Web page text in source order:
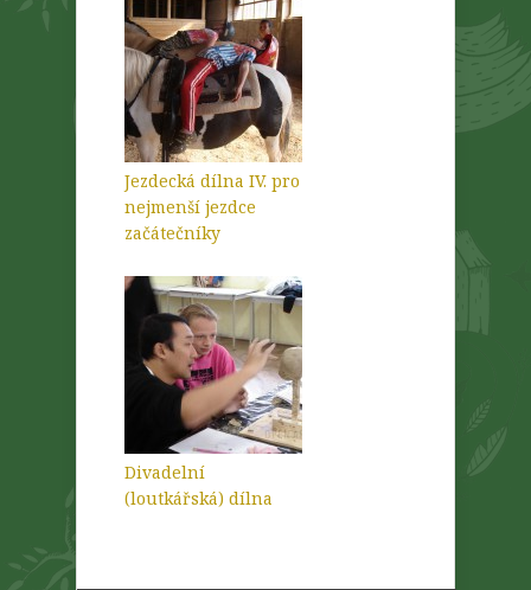
Jezdecká dílna IV. pro
nejmenší jezdce
začátečníky
Divadelní
(loutkářská) dílna